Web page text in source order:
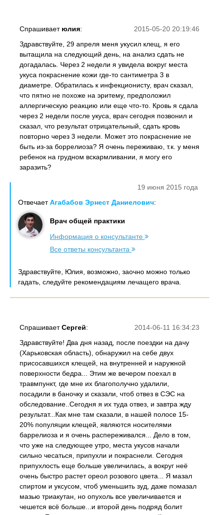
2015-05-20 20:19:46
Спрашивает юлия:
Здравствуйте, 29 апреля меня укусил клещ, я его
вытащила на следующий день, на анализ сдать не
догадалась. Через 2 недели я увидела вокруг места
укуса покраснение кожи где-то сантиметра 3 в
диаметре. Обратилась к инфекционисту, врач сказал,
что пятно не похоже на эритему, предположил
аллергическую реакцию или еще что-то. Кровь я сдала
через 2 недели после укуса, врач сегодня позвонил и
сказал, что результат отрицательный, сдать кровь
повторно через 3 недели. Может это покраснение не
быть из-за боррелиоза? Я очень переживаю, т.к. у меня
ребенок на грудном вскармливании, я могу его
заразить?
19 июня 2015 года
ОтвечаетАгабабов Эрнест Даниелович:
Врач общей практики
Информация о консультанте
Все ответы консультанта
Здравствуйте, Юлия, возможно, заочно можно только
гадать, следуйте рекомендациям лечащего врача.
2014-06-11 16:34:23
СпрашиваетСергей:
Здравствуйте! Два дня назад, после поездки на дачу
(Харьковская область), обнаружил на себе двух
присосавшихся клещей, на внутренней и наружной
поверхности бедра... Этим же вечером поехал в
травмпункт, где мне их благополучно удалили,
посадили в баночку и сказали, чтоб отвез в СЭС на
обследование..Сегодня я их туда отвез, и завтра жду
результат...Как мне там сказали, в нашей полосе 15-
20% популяции клещей, являются носителями
баррелиоза и я очень распереживался... Дело в том,
что уже на следующее утро, места укусов начали
сильно чесаться, припухли и покраснели. Сегодня
припухлость еще больше увеличилась, а вокруг неё
очень быстро растет ореол розового цвета... Я мазал
спиртом и уксусом, чтоб уменьшить зуд, даже помазал
мазью триакутан, но опухоль все увеличивается и
чешется всё больше...и второй день подряд болит